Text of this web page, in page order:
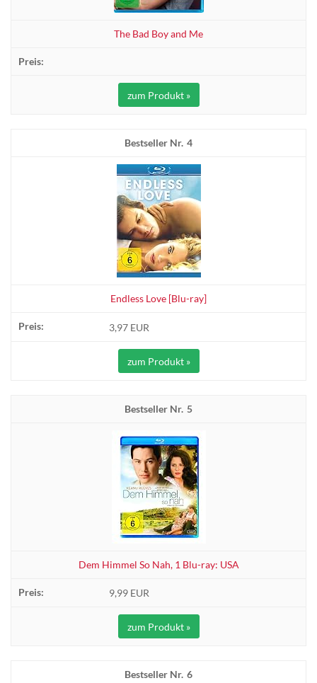
The Bad Boy and Me
zum Produkt »
4
Endless Love [Blu-ray]
3,97 EUR
zum Produkt »
5
Dem Himmel So Nah, 1 Blu-ray: USA
9,99 EUR
zum Produkt »
6